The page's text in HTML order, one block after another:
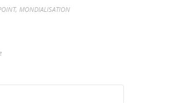
, MONDIALISATION